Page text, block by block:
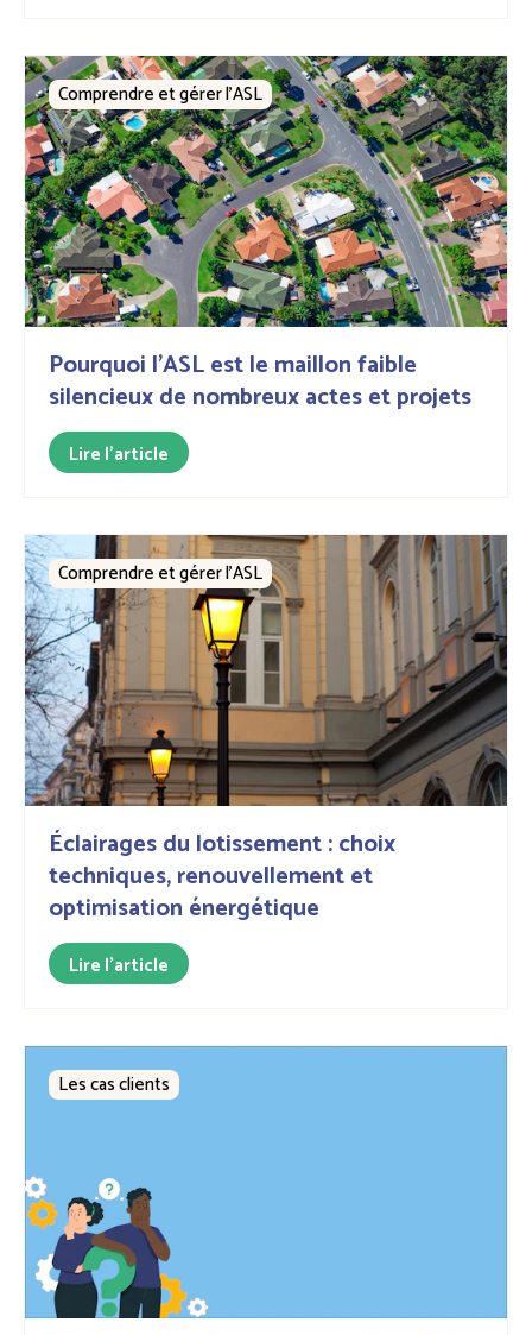
Pourquoi l’ASL est le maillon faible
silencieux de nombreux actes et projets
Comprendre et gérer l’ASL
Lire l'article
Éclairages du lotissement : choix
techniques, renouvellement et
optimisation énergétique
Comprendre et gérer l’ASL
Lire l'article
Les cas clients